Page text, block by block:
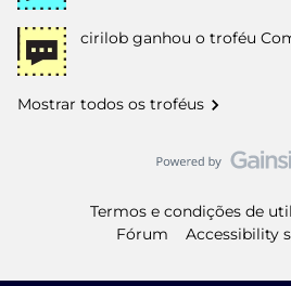
cirilob ganhou o troféu
Mostrar todos os troféus
Termos e condições de
Fórum
Accessibility